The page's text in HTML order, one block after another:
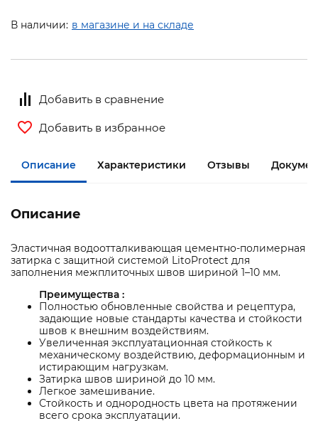
В наличии: в магазине и на складе
Добавить в сравнение
Добавить в избранное
Описание Характеристики Отзывы
Описание
Эластичная водоотталкивающая цементно-полимерная
затирка с защитной системой LitoProtect для
заполнения межплиточных швов шириной 1–10 мм.
Преимущества :
Полностью обновленные свойства и рецептура,
задающие новые стандарты качества и стойкости
швов к внешним воздействиям.
Увеличенная эксплуатационная стойкость к
механическому воздействию, деформационным и
истирающим нагрузкам.
Затирка швов шириной до 10 мм.
Легкое замешивание.
Стойкость и однородность цвета на протяжении
всего срока эксплуатации.